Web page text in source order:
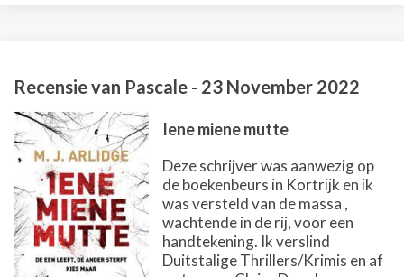
Recensie van Pascale - 23 November 2022
Iene miene mutte
Deze schrijver was aanwezig op
de boekenbeurs in Kortrijk en ik
was versteld van de massa ,
wachtende in de rij, voor een
handtekening. Ik verslind
Duitstalige Thrillers/Krimis en af